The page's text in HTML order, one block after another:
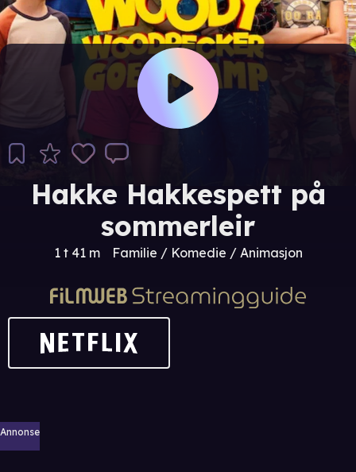
Hakke Hakkespett på
sommerleir
1 t 41 m Familie / Komedie / Animasjon
Annonse